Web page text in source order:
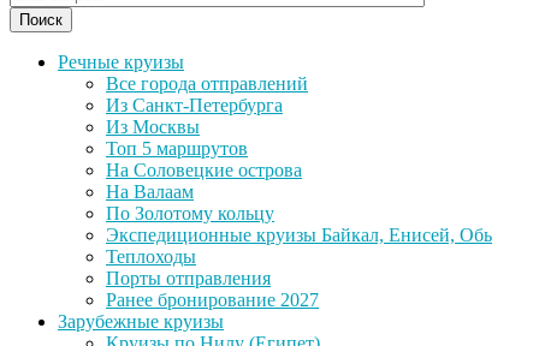
Поиск
Речные круизы
Все города отправлений
Из Санкт-Петербурга
Из Москвы
Топ 5 маршрутов
На Соловецкие острова
На Валаам
По Золотому кольцу
Экспедиционные круизы Байкал, Енисей, Обь
Теплоходы
Порты отправления
Ранее бронирование 2027
Зарубежные круизы